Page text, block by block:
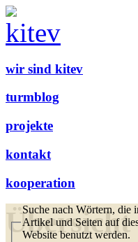
wir sind kitev
turmblog
projekte
kontakt
kooperation
Suche nach Wörtern, die
Artikel und Seiten auf
Website benutzt werden.